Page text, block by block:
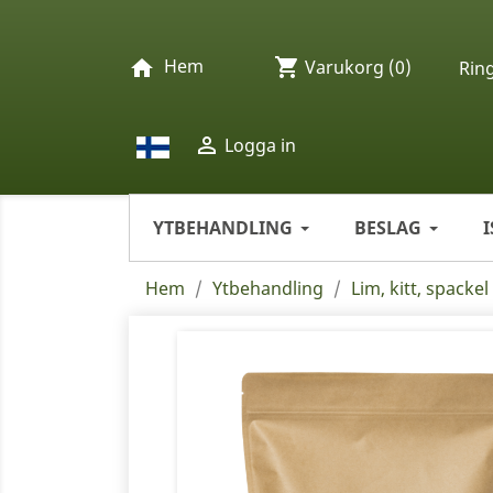
home Hem
 Logga in
shopping_cart Varukorg (0)
YTBEHANDLING BESLAG
Hem Ytbehandling Lim, kitt,